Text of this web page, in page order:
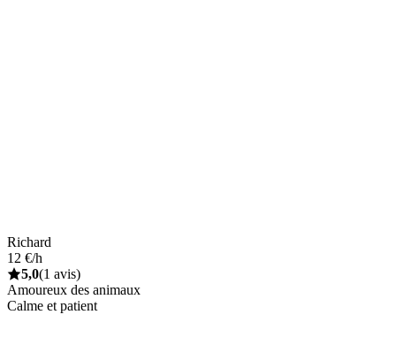
Richard
12 €/h
5,0(1 avis)
Amoureux des animaux
Calme et patient